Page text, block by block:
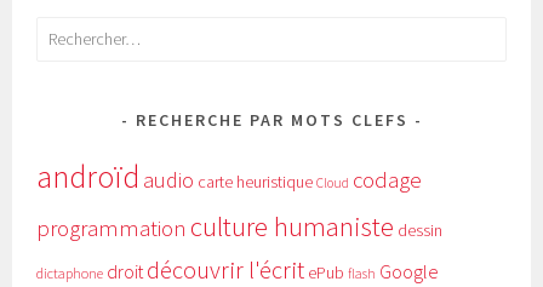
Rechercher :
RECHERCHE PAR MOTS CLEFS
androïd audio carte heuristique Cloud codage
programmation culture humaniste dessin
dictaphone droit découvrir l'écrit ePub flash Google